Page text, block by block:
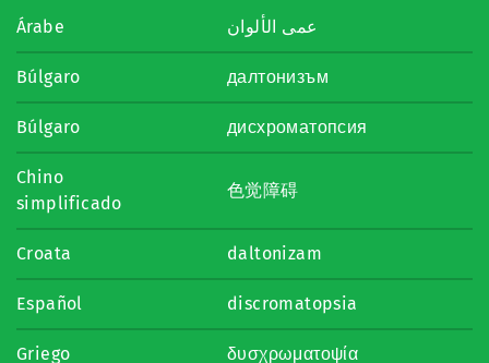
Árabe عمى الألوان
Búlgaro далтонизъм
Búlgaro дисхроматопсия
Chino
simplificado
色觉障碍
Croata daltonizam
Español discromatopsia
Griego δυσχρωματοψία